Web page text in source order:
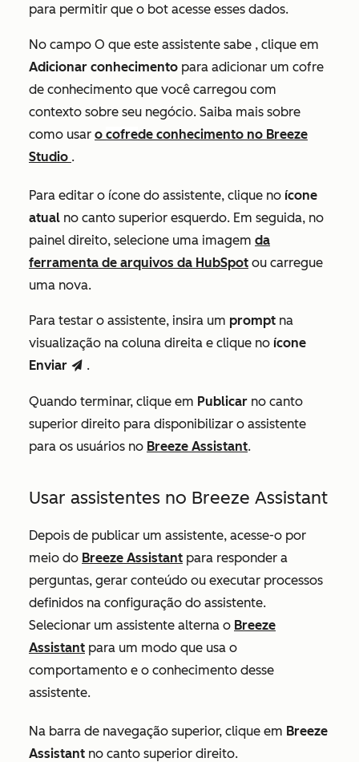
para permitir que o bot acesse esses dados.
No campo O que este assistente sabe , clique em
Adicionar conhecimento para adicionar um cofre
de conhecimento que você carregou com
contexto sobre seu negócio. Saiba mais sobre
como usar o cofrede conhecimento no Breeze
Studio .
Para editar o ícone do assistente, clique no ícone
atual no canto superior esquerdo. Em seguida, no
painel direito, selecione uma imagem da
ferramenta de arquivos da HubSpot ou carregue
uma nova.
Para testar o assistente, insira um prompt na
visualização na coluna direita e clique no ícone
Enviar send .
Quando terminar, clique em Publicar no canto
superior direito para disponibilizar o assistente
para os usuários no Breeze Assistant.
Usar assistentes no Breeze Assistant
Depois de publicar um assistente, acesse-o por
meio do Breeze Assistant para responder a
perguntas, gerar conteúdo ou executar processos
definidos na configuração do assistente.
Selecionar um assistente alterna o Breeze
Assistant para um modo que usa o
comportamento e o conhecimento desse
assistente.
Na barra de navegação superior, clique em Breeze
Assistant no canto superior direito.